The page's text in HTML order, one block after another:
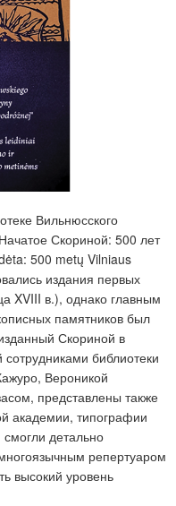
Вильнюсского
Скориной: 500 лет
500 metų Vilniaus
издания первых
XVIII в.), однако главным
памятников был
Скориной в
библиотеки
Вероникой
представлены также
академии, типографии
детально
репертуаром
высокий уровень